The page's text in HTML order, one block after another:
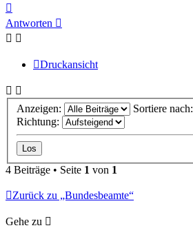
oben
Antworten
Druckansicht
Anzeigen:
Sortiere nach:
Richtung:
4 Beiträge • Seite 1 von 1
Zurück zu „Bundesbeamte“
Gehe zu